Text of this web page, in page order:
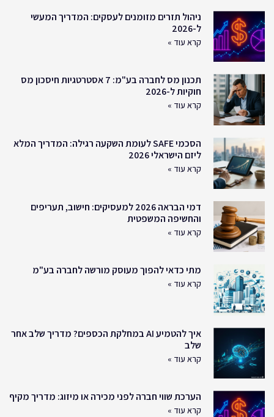
ניהול תזרים מזומנים לעסקים: המדריך המעשי
ל-2026
קרא עוד »
תכנון מס לחברה בע"מ: 7 אסטרטגיות חיסכון מס
חוקיות ל-2026
קרא עוד »
הסכמי SAFE לעומת השקעה רגילה: המדריך המלא
ליזם הישראלי 2026
קרא עוד »
דמי הבראה 2026 למעסיקים: חישוב, תעריפים
והחשיפה המשפטית
קרא עוד »
מתי כדאי להפוך מעוסק מורשה לחברה בע"מ
קרא עוד »
איך להטמיע AI במחלקת הכספים? מדריך שלב אחר
שלב
קרא עוד »
הערכת שווי חברה לפני מכירה או מיזוג: מדריך מקיף
קרא עוד »